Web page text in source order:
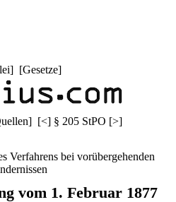
] [Gesetze]
] [<] § 205 StPO [>]
Verfahrens bei vorübergehenden
vom 1. Februar 1877